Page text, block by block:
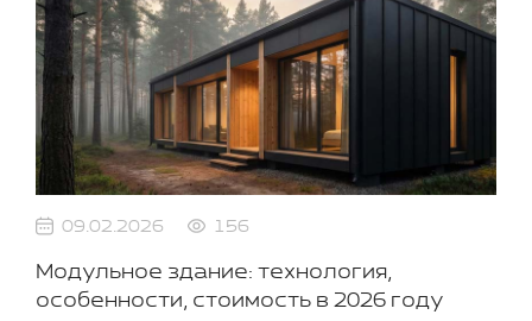
09.02.2026 156
Модульное здание: технология,
особенности, стоимость в 2026 году